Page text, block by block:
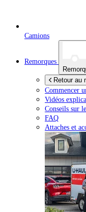
Camions
Remorques
Retour au
Commencer
Vidéos
Conseils sur
FAQ
Attaches et